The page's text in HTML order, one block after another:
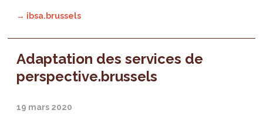
→ ibsa.brussels
Adaptation des services de
perspective.brussels
19 mars 2020